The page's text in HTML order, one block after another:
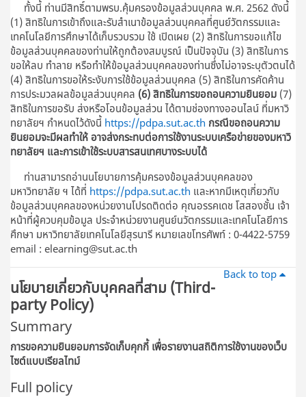
ทั้งนี้ ท่านมีสิทธิ์ตามพรบ.คุ้มครองข้อมูลส่วนบุคคล พ.ศ. 2562 ดังนี้
(1) สิทธิในการเข้าถึงและรับสำเนาข้อมูลส่วนบุคคลที่ศูนย์วัตกรรมและ
เทคโนโลยีการศึกษาได้เก็บรวบรวม ใช้ เปิดเผย (2) สิทธิในการขอแก้ไข
ข้อมูลส่วนบุคคลของท่านให้ถูกต้องสมบูรณ์ เป็นปัจจุบัน (3) สิทธิในการ
ขอให้ลบ ทำลาย หรือทำให้ข้อมูลส่วนบุคคลของท่านซึ่งไม่อาจระบุตัวตนได้
(4) สิทธิในการขอให้ระงับการใช้ข้อมูลส่วนบุคคล (5) สิทธิในการคัดค้าน
การประมวลผลข้อมูลส่วนบุคคล (6) สิทธิในการขอถอนความยินยอม (7)
สิทธิในการขอรับ ส่งหรือโอนข้อมูลส่วน ได้ตามช่องทางออนไลน์ ที่มหาวิ
ทยาลัยฯ กำหนดไว้ดังนี้ https://pdpa.sut.ac.th กรณีขอถอนความ
ยินยอมจะมีผลทำให้ อาจส่งกระทบต่อการใช้งานระบบเครือข่ายของมหาวิ
ทยาลัยฯ และการเข้าใช้ระบบสารสนเทศบางระบบได้
ท่านสามารถอ่านนโยบายการคุ้มครองข้อมูลส่วนบุคคลของ
มหาวิทยาลัย ฯ ได้ที่ https://pdpa.sut.ac.th และหากมีเหตุเกี่ยวกับ
ข้อมูลส่วนบุคคลของหน่วยงานโปรดติดต่อ คุณอรรคเดช โสสองชั้น เจ้า
หน้าที่ผู้ควบคุมข้อมูล ประจําหน่วยงานศูนย์นวัตกรรมและเทคโนโลยีการ
ศึกษา มหาวิทยาลัยเทคโนโลยีสุรนารี หมายเลขโทรศัพท์ : 0-4422-5759
email : elearning@sut.ac.th
Back to top
นโยบายเกี่ยวกับบุคคลที่สาม (Third-
party Policy)
Summary
การขอความยินยอมการจัดเก็บคุกกี้ เพื่อรายงานสถิติการใช้งานของเว็บ
ไซต์แบบเรียลไทม์
Full policy